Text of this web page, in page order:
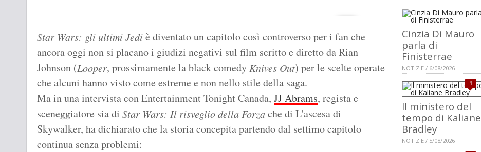
Star Wars: gli ultimi Jediè diventato un capitolo così controverso per i fan che
ancora oggi non si placano i giudizi negativi sul film scritto e diretto da Rian
Johnson (Looper, prossimamente la black comedyKnives Out) per le scelte operate
che alcuni hanno visto come estreme e non nello stile della saga.
Ma in una intervista con Entertainment Tonight Canada, JJ Abrams, regista e
sceneggiatore sia di Star Wars: Il risveglio della Forzache di L'ascesa di
Skywalker, ha dichiarato che la storia concepita partendo dal settimo capitolo
continua senza problemi:
Cinzia Di Mauro
parla di
Finisterrae
NOTIZIE / 6/08/2026
1
Il ministero del
tempo di Kaliane
Bradley
NOTIZIE / 5/08/2026